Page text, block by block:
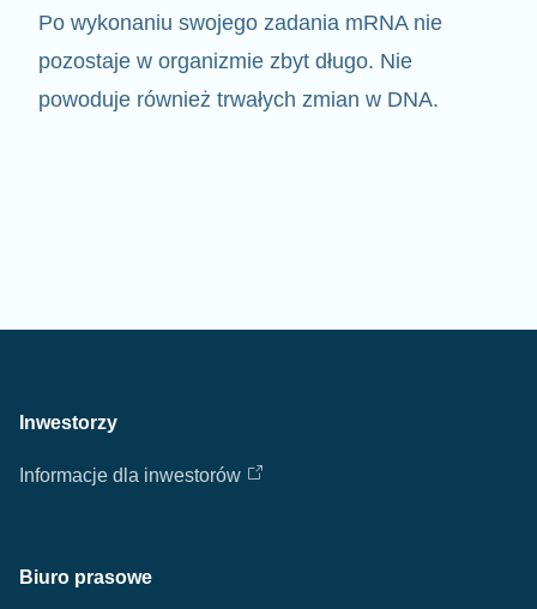
pozostaje w organizmie zbyt długo. Nie
powoduje również trwałych zmian w DNA.
Inwestorzy
Informacje dla inwestorów
Biuro prasowe